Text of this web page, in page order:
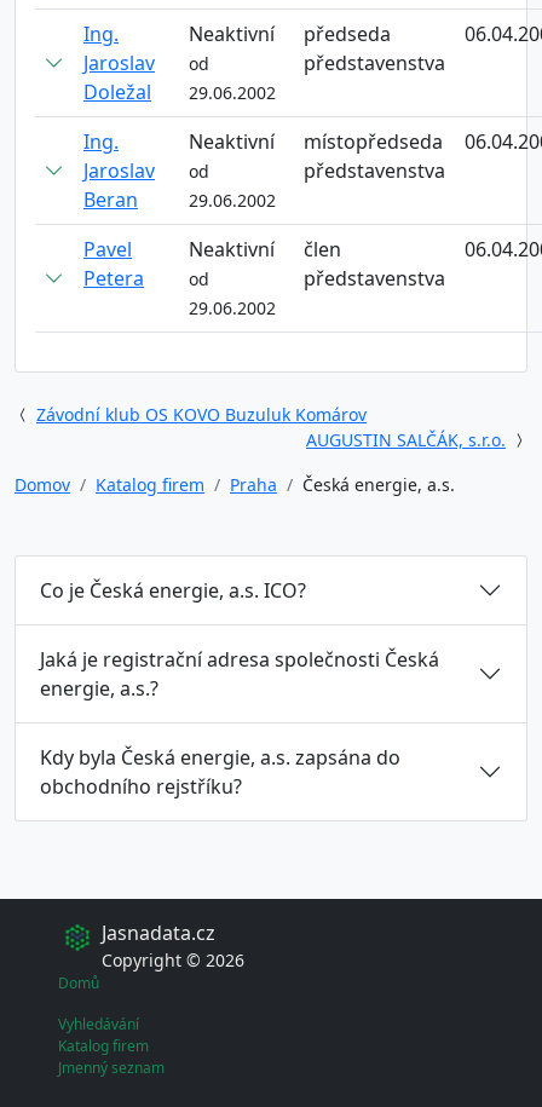
Ing.
Jaroslav
Doležal
Neaktivní
od
29.06.2002
předseda
představenstva
Ing.
Jaroslav
Beran
Neaktivní
od
29.06.2002
místopředseda
představenstva
Pavel
Petera
Neaktivní
od
29.06.2002
člen
představenstva
Závodní klub OS KOVO Buzuluk Komárov
AUGUSTIN SALČÁK, s.r.o.
Domov
Katalog firem Praha Česká energie, a.s.
Co je Česká energie, a.s. ICO?
Jaká je registrační adresa společnosti Česká
energie, a.s.?
Kdy byla Česká energie, a.s. zapsána do
obchodního rejstříku?
Jasnadata.cz
Copyright © 2026
Domů
Vyhledávání
Katalog firem
Jmenný seznam